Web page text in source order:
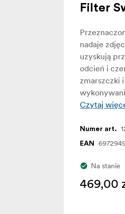
Filter
nadaje
uzyskują
odcień i
zmarszczki
Czytaj
Numer art.
EAN
Na stanie
469,00